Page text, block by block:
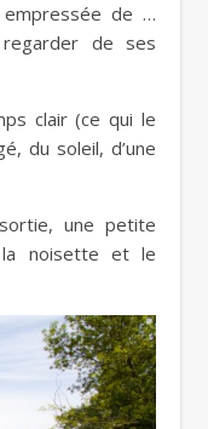
de …
de ses
clair (ce qui le
du soleil, d’une
une petite
noisette et le